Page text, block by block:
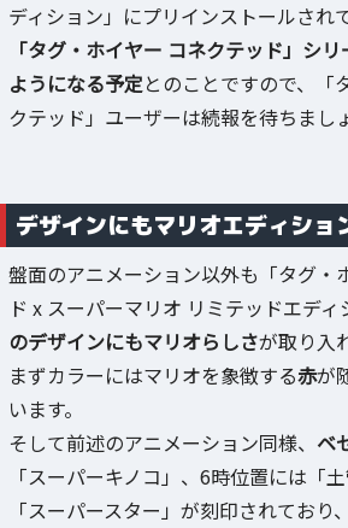
ディション」にプリインストールされ
「タグ・ホイヤー コネクテッド」シ
ようになる予定とのことですので、「
クテッド」ユーザーは続報を待ちまし
デザインにもマリオエディショ
盤面のアニメーション以外も「タグ・
ド x スーパーマリオ リミテッドエデ
のデザインにもマリオらしさが取り入
まずカラーにはマリオを象徴する赤が
います。
そして前述のアニメーション同様、 ベ
「スーパーキノコ」、6時位置には「
「スーパースター」が刻印されてお